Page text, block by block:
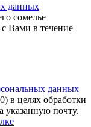
данных
сомелье
Вами в течение
данных
целях обработки
указанную почту.